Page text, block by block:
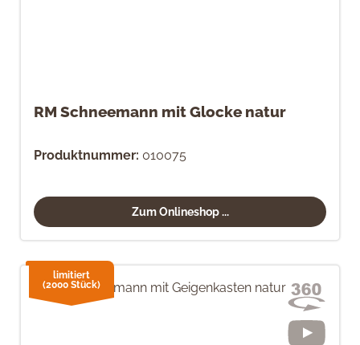
RM Schneemann mit Glocke natur
Produktnummer: 010075
Zum Onlineshop ...
limitiert
(2000 Stück)